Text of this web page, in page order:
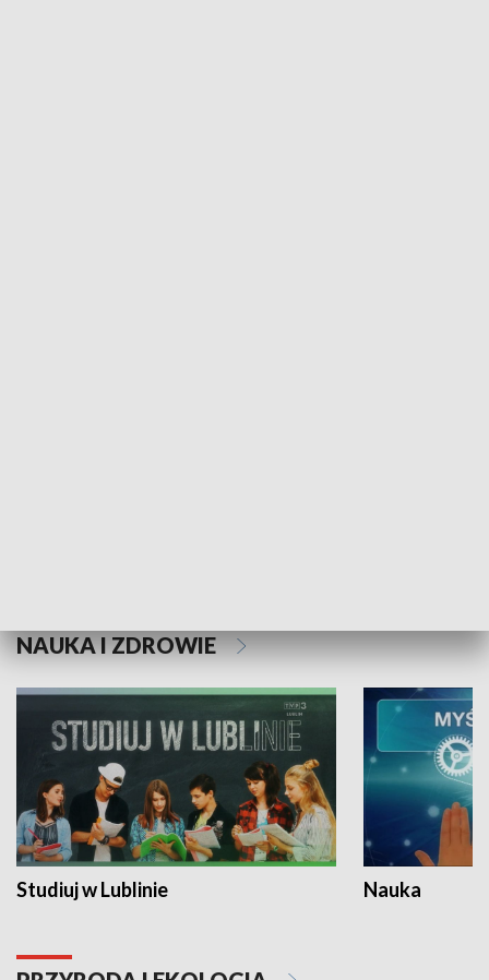
NAUKA I ZDROWIE
Studiuj w Lublinie Nauka